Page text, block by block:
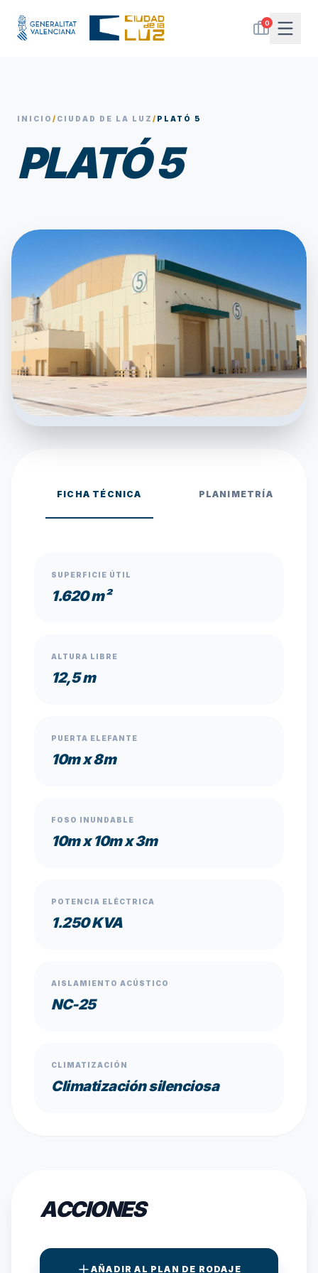
0
INICIO / CIUDAD DE LA LUZ / PLATÓ 5
PLATÓ 5
FICHA TÉCNICA PLANIMETRÍA
SUPERFICIE ÚTIL
1.620 m²
ALTURA LIBRE
12,5 m
PUERTA ELEFANTE
10m x 8m
FOSO INUNDABLE
10m x 10m x 3m
POTENCIA ELÉCTRICA
1.250 KVA
AISLAMIENTO ACÚSTICO
NC-25
CLIMATIZACIÓN
Climatización silenciosa
ACCIONES
AÑADIR AL PLAN DE RODAJE